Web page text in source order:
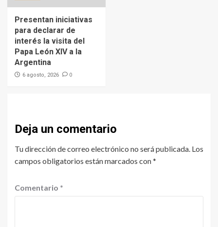
Presentan iniciativas
para declarar de
interés la visita del
Papa León XIV a la
Argentina
6 agosto, 2026 0
Deja un comentario
Tu dirección de correo electrónico no será publicada. Los
campos obligatorios están marcados con*
Comentario *